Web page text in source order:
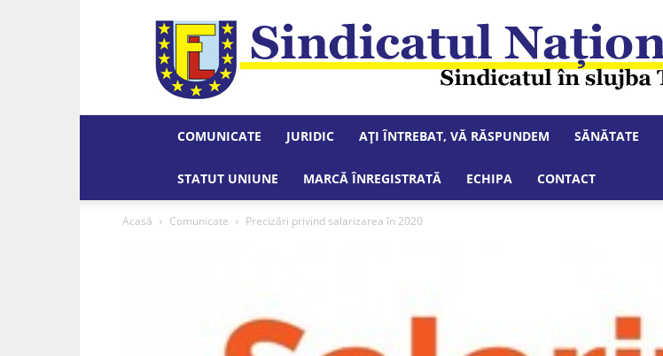
COMUNICATE JURIDIC AȚI ÎNTREBAT, VĂ RĂSPUNDEM SĂNĂTATE
STATUT UNIUNE MARCĂ ÎNREGISTRATĂ ECHIPA CONTACT
Acasă Comunicate Precizări privind salarizarea în 2020